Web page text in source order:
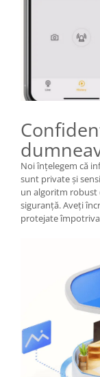
Noi înțelegem că
sunt private și
un algoritm robust
siguranță. Aveți
protejate